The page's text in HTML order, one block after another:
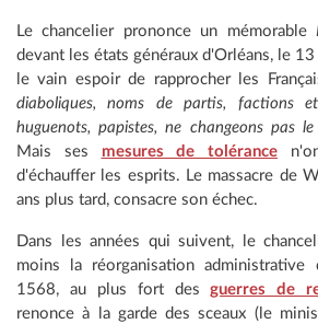
Le chancelier prononce un mémorable
devant les états généraux d'Orléans, le
le vain espoir de rapprocher les
diaboliques, noms de partis, factions et
huguenots, papistes, ne changeons pas
Mais ses mesures de tolérance
d'échauffer les esprits. Le massacre de
ans plus tard, consacre son échec.
Dans les années qui suivent, le
moins la réorganisation administrative
1568, au plus fort desguerres de
renonce à la garde des sceaux (le